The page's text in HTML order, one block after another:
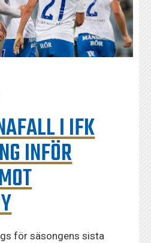
I IFK
INFÖR
för säsongens sista